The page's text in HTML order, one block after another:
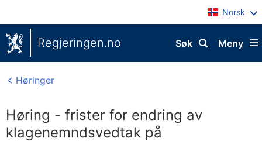
Norsk
Regjeringen.no Meny
Søk
Høringer
Høring - frister for endring av
klagenemndsvedtak på